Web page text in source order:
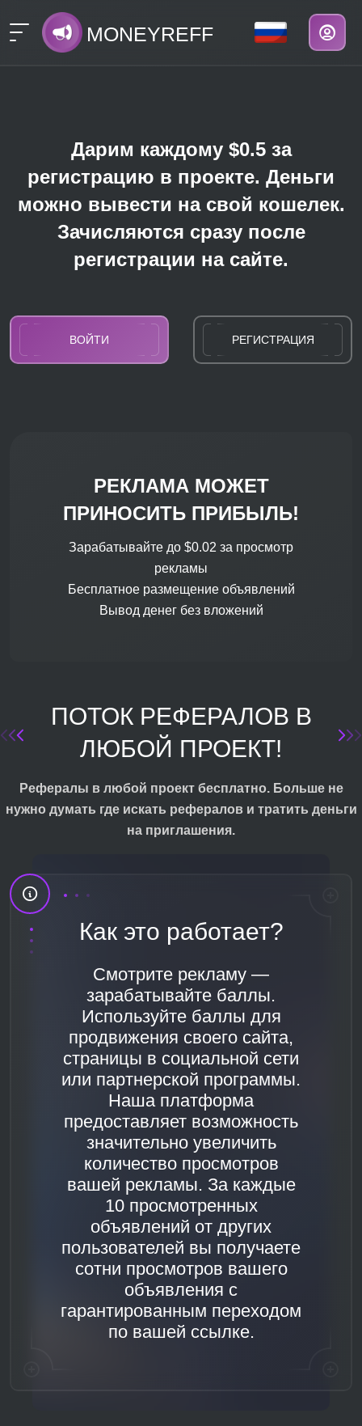
MONEYREFF
Дарим каждому $0.5 за
регистрацию в проекте. Деньги
можно вывести на свой кошелек.
Зачисляются сразу после
регистрации на сайте.
ВОЙТИ РЕГИСТРАЦИЯ
РЕКЛАМА МОЖЕТ
ПРИНОСИТЬ ПРИБЫЛЬ!
Зарабатывайте до $0.02 за просмотр
рекламы
Бесплатное размещение объявлений
Вывод денег без вложений
ПОТОК РЕФЕРАЛОВ В
ЛЮБОЙ ПРОЕКТ!
Рефералы в любой проект бесплатно. Больше не
нужно думать где искать рефералов и тратить деньги
на приглашения.
Как это работает?
Смотрите рекламу —
зарабатывайте баллы.
Используйте баллы для
продвижения своего сайта,
страницы в социальной сети
или партнерской программы.
Наша платформа
предоставляет возможность
значительно увеличить
количество просмотров
вашей рекламы. За каждые
10 просмотренных
объявлений от других
пользователей вы получаете
сотни просмотров вашего
объявления с
гарантированным переходом
по вашей ссылке.